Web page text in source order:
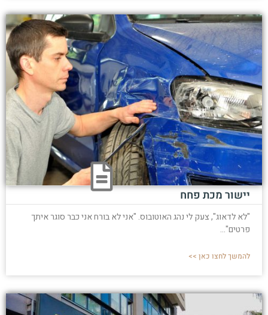
יישור מכת פחח
"לא לדאוג", צעק לי נהג האוטובוס. "אני לא בורח אני כבר סוגר איתך
פרטים"...
להמשך לחצו כאן >>